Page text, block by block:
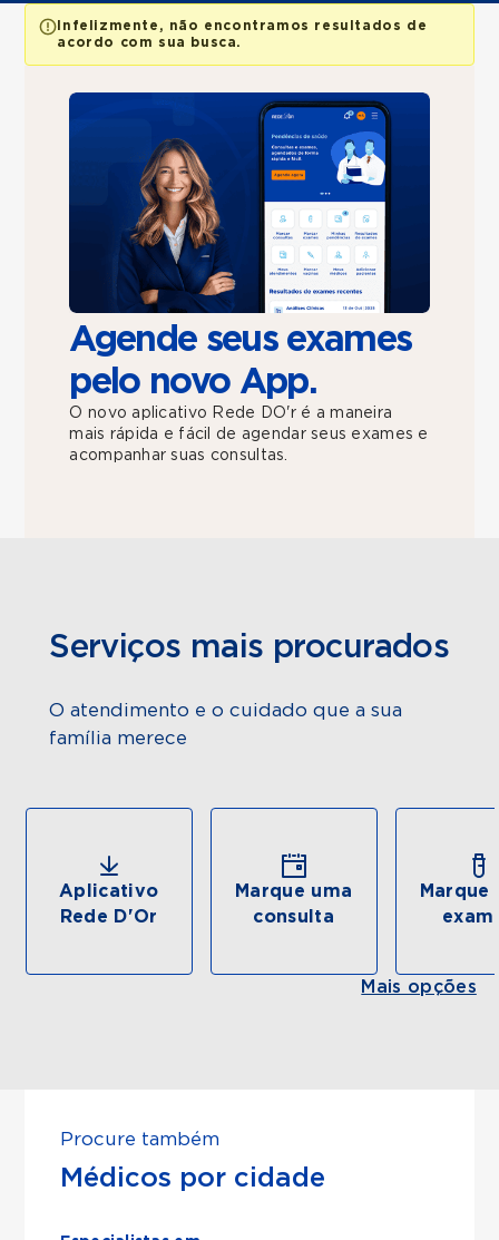
Infelizmente, não encontramos resultados de
acordo com sua busca.
Agende seus exames
pelo novo App.
O novo aplicativo Rede DO'r é a maneira
mais rápida e fácil de agendar seus exames e
acompanhar suas consultas.
Serviços mais procurados
O atendimento e o cuidado que a sua
família merece
Aplicativo
Rede D'Or
Marque uma
consulta
Marque
Mais opções
Procure também
Médicos por cidade